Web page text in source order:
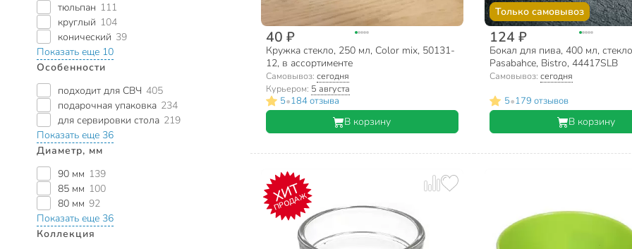
тюльпан 111
круглый 104
конический 39
Показать еще 10
Особенности
подходит для СВЧ 405
подарочная упаковка 234
для сервировки стола 219
Показать еще 36
Диаметр, мм
90 мм 139
85 мм 100
80 мм 92
Показать еще 36
Коллекция
40 ₽
Кружка стекло, 250 мл, Color mix, 50131-
12, в ассортименте
Самовывоз: сегодня
Курьером: 5 августа
5•184 отзыва
В корзину
Только самовывоз
124 ₽
Бокал для пива, 400 мл,
Pasabahce, Bistro, 44417SLB
Самовывоз: сегодня
5•179 отзывов
В корзину
ХИТ
ПРОДАЖ